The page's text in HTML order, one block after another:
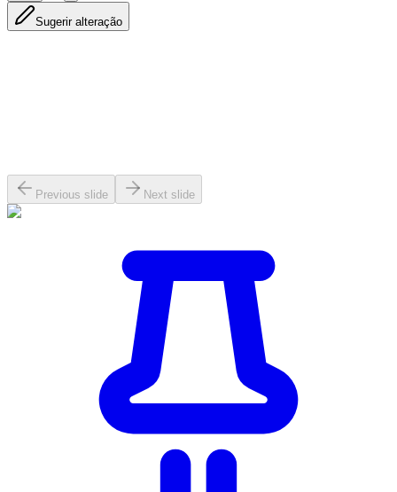
Sugerir alteração
Previous slide Next slide